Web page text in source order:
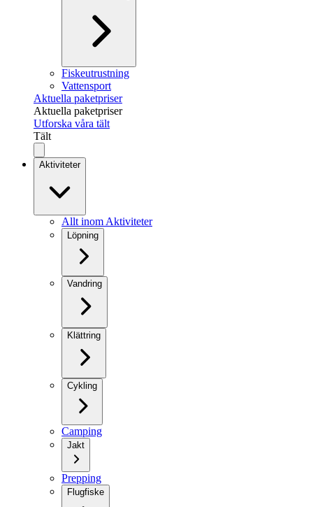
Fiskeutrustning
Vattensport
Aktuella paketpriser
Aktuella paketpriser
Utforska våra tält
Tält
Aktiviteter
Allt inom Aktiviteter
Löpning
Vandring
Klättring
Cykling
Camping
Jakt
Prepping
Flugfiske